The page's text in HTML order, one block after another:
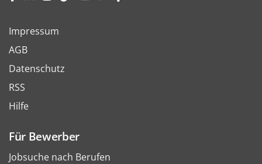
Impressum
AGB
Datenschutz
RSS
Hilfe
Für Bewerber
Jobsuche nach Berufen